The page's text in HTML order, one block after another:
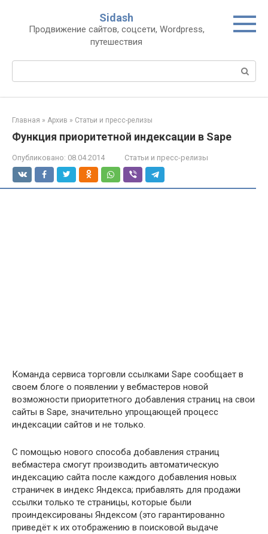
контенту
Sidash
Продвижение сайтов, соцсети, Wordpress,
путешествия
Главная » Архив » Статьи и пресс-релизы
Функция приоритетной индексации в Sape
Опубликовано: 08.04.2014 Статьи и пресс-релизы
Команда сервиса торговли ссылками Sape сообщает в
своем блоге о появлении у вебмастеров новой
возможности приоритетного добавления страниц на свои
сайты в Sape, значительно упрощающей процесс
индексации сайтов и не только.
С помощью нового способа добавления страниц
вебмастера смогут производить автоматическую
индексацию сайта после каждого добавления новых
страничек в индекс Яндекса; прибавлять для продажи
ссылки только те страницы, которые были
проиндексированы Яндексом (это гарантированно
приведёт к их отображению в поисковой выдаче